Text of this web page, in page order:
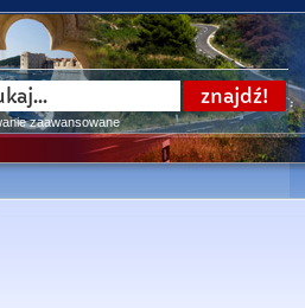
zaawansowane